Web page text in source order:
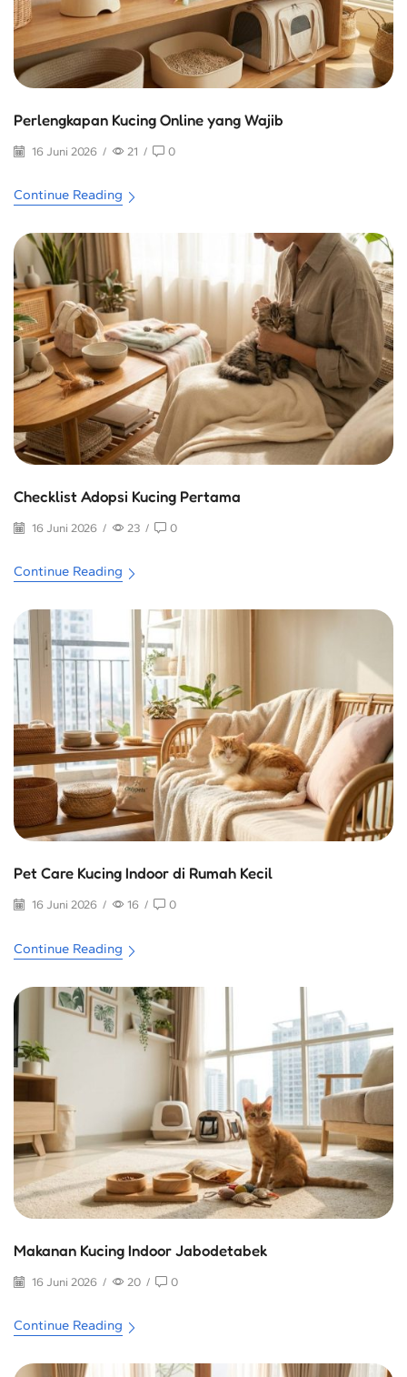
Perlengkapan Kucing Online yang Wajib
16 Juni 2026 / 21 / 0
Continue Reading
Checklist Adopsi Kucing Pertama
16 Juni 2026 / 23 / 0
Continue Reading
Pet Care Kucing Indoor di Rumah Kecil
16 Juni 2026 / 16 / 0
Continue Reading
Makanan Kucing Indoor Jabodetabek
16 Juni 2026 / 20 / 0
Continue Reading